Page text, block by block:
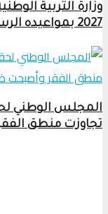
2027 بمواعيده الرسمية وتبدأ فاتح شتنبر
المجلس الوطني
تجاوزت منطق